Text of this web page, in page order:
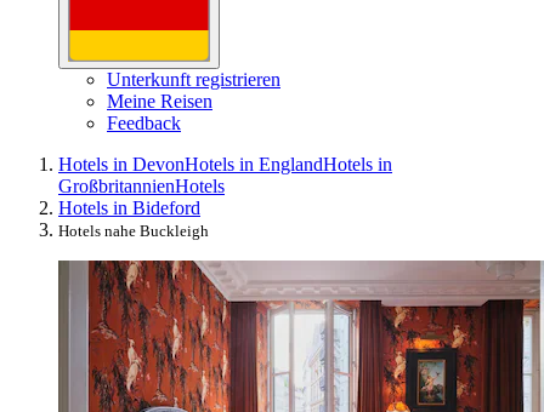
Unterkunft registrieren
Meine Reisen
Feedback
Hotels in DevonHotels in EnglandHotels in
GroßbritannienHotels
Hotels in Bideford
Hotels nahe Buckleigh